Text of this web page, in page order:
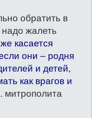
обратить в
надо жалеть
касается
они – родня
и детей,
как врагов и
митрополита